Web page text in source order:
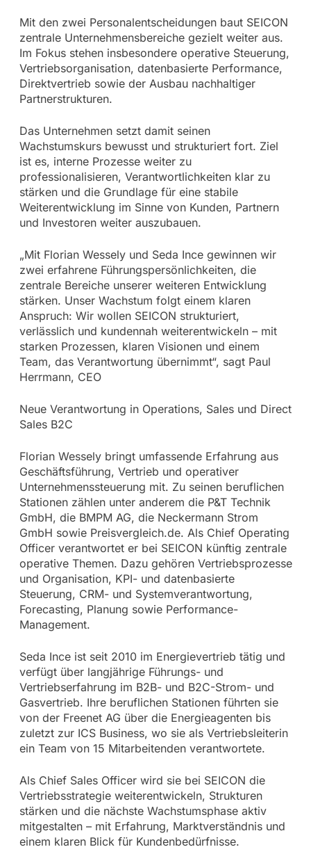
Mit den zwei Personalentscheidungen baut SEICON
zentrale Unternehmensbereiche gezielt weiter aus.
Im Fokus stehen insbesondere operative Steuerung,
Vertriebsorganisation, datenbasierte Performance,
Direktvertrieb sowie der Ausbau nachhaltiger
Partnerstrukturen.
Das Unternehmen setzt damit seinen
Wachstumskurs bewusst und strukturiert fort. Ziel
ist es, interne Prozesse weiter zu
professionalisieren, Verantwortlichkeiten klar zu
stärken und die Grundlage für eine stabile
Weiterentwicklung im Sinne von Kunden, Partnern
und Investoren weiter auszubauen.
„Mit Florian Wessely und Seda Ince gewinnen wir
zwei erfahrene Führungspersönlichkeiten, die
zentrale Bereiche unserer weiteren Entwicklung
stärken. Unser Wachstum folgt einem klaren
Anspruch: Wir wollen SEICON strukturiert,
verlässlich und kundennah weiterentwickeln – mit
starken Prozessen, klaren Visionen und einem
Team, das Verantwortung übernimmt“, sagt Paul
Herrmann, CEO
Neue Verantwortung in Operations, Sales und Direct
Sales B2C
Florian Wessely bringt umfassende Erfahrung aus
Geschäftsführung, Vertrieb und operativer
Unternehmenssteuerung mit. Zu seinen beruflichen
Stationen zählen unter anderem die P&T Technik
GmbH, die BMPM AG, die Neckermann Strom
GmbH sowie Preisvergleich.de. Als Chief Operating
Officer verantwortet er bei SEICON künftig zentrale
operative Themen. Dazu gehören Vertriebsprozesse
und Organisation, KPI- und datenbasierte
Steuerung, CRM- und Systemverantwortung,
Forecasting, Planung sowie Performance-
Management.
Seda Ince ist seit 2010 im Energievertrieb tätig und
verfügt über langjährige Führungs- und
Vertriebserfahrung im B2B- und B2C-Strom- und
Gasvertrieb. Ihre beruflichen Stationen führten sie
von der Freenet AG über die Energieagenten bis
zuletzt zur ICS Business, wo sie als Vertriebsleiterin
ein Team von 15 Mitarbeitenden verantwortete.
Als Chief Sales Officer wird sie bei SEICON die
Vertriebsstrategie weiterentwickeln, Strukturen
stärken und die nächste Wachstumsphase aktiv
mitgestalten – mit Erfahrung, Marktverständnis und
einem klaren Blick für Kundenbedürfnisse.